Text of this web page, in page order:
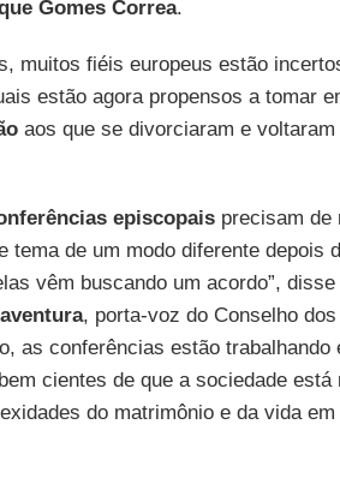
Gomes Correa.
muitos fiéis europeus estão
estão agora propensos a tomar
aos que se divorciaram e
episcopaisprecisam de
tema de um modo diferente depois
vêm buscando um acordo”, disse
, porta-voz do Conselho
as conferências estão trabalhando
cientes de que a sociedade está
do matrimônio e da vida